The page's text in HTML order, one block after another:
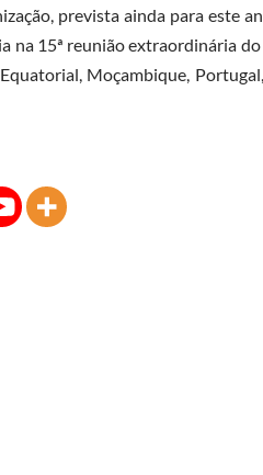
prevista ainda para este
na 15ª reunião extraordinária do
Moçambique,